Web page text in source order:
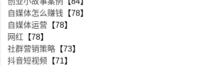
自媒体怎么赚钱 【78】
自媒体运营 【78】
网红 【78】
社群营销策略 【73】
抖音短视频 【71】